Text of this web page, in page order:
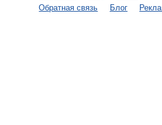
Обратная связь
Блог